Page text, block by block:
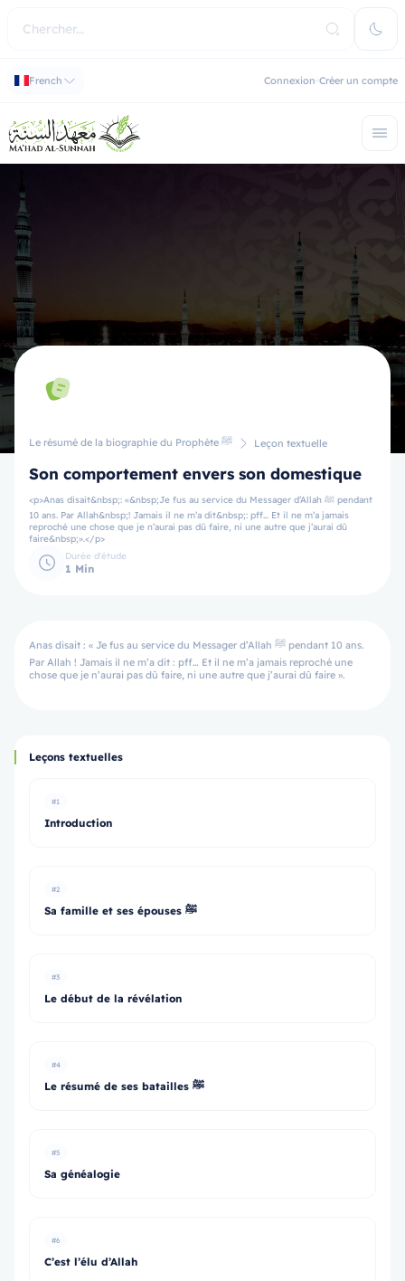
French Connexion Créer un compte
Le résumé de la biographie du Prophète ﷺ Leçon textuelle
Son comportement envers son domestique
<p>Anas disait&nbsp;: «&nbsp;Je fus au service du Messager d’Allah ﷺ pendant
10 ans. Par Allah&nbsp;! Jamais il ne m’a dit&nbsp;: pff… Et il ne m’a jamais
reproché une chose que je n’aurai pas dû faire, ni une autre que j’aurai dû
faire&nbsp;».</p>
Durée d'étude
1 Min
Anas disait : « Je fus au service du Messager d’Allah ﷺ pendant 10 ans.
Par Allah ! Jamais il ne m’a dit : pff… Et il ne m’a jamais reproché une
chose que je n’aurai pas dû faire, ni une autre que j’aurai dû faire ».
Leçons textuelles
#1
Introduction
#2
Sa famille et ses épouses ﷺ
#3
Le début de la révélation
#4
Le résumé de ses batailles ﷺ
#5
Sa généalogie
#6
C’est l’élu d’Allah